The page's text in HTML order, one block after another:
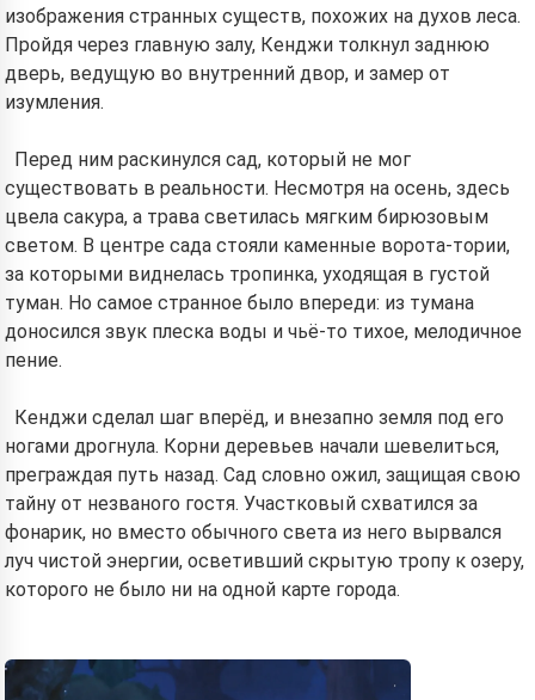
изображения странных существ, похожих на духов леса.
Пройдя через главную залу, Кенджи толкнул заднюю
дверь, ведущую во внутренний двор, и замер от
изумления.
Перед ним раскинулся сад, который не мог
существовать в реальности. Несмотря на осень, здесь
цвела сакура, а трава светилась мягким бирюзовым
светом. В центре сада стояли каменные ворота-тории,
за которыми виднелась тропинка, уходящая в густой
туман. Но самое странное было впереди: из тумана
доносился звук плеска воды и чьё-то тихое, мелодичное
пение.
Кенджи сделал шаг вперёд, и внезапно земля под его
ногами дрогнула. Корни деревьев начали шевелиться,
преграждая путь назад. Сад словно ожил, защищая свою
тайну от незваного гостя. Участковый схватился за
фонарик, но вместо обычного света из него вырвался
луч чистой энергии, осветивший скрытую тропу к озеру,
которого не было ни на одной карте города.